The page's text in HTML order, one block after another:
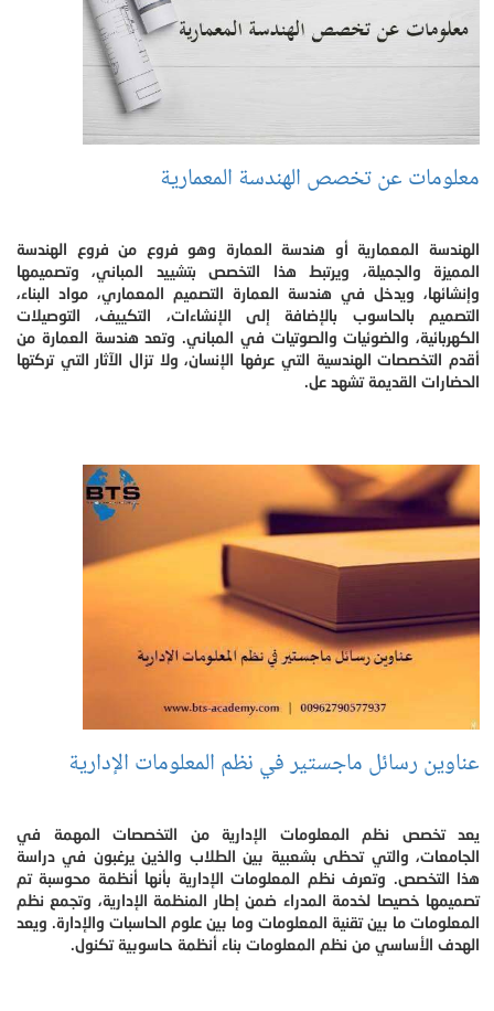
معلومات عن تخصص الهندسة المعمارية
الهندسة المعمارية أو هندسة العمارة وهو فروع من فروع الهندسة
المميزة والجميلة، ويرتبط هذا التخصص بتشييد المباني، وتصميمها
وإنشائها، ويدخل في هندسة العمارة التصميم المعماري، مواد البناء،
التصميم بالحاسوب بالإضافة إلى الإنشاءات، التكييف، التوصيلات
الكهربائية، والضوئيات والصوتيات في المباني. وتعد هندسة العمارة من
أقدم التخصصات الهندسية التي عرفها الإنسان، ولا تزال الآثار التي تركتها
الحضارات القديمة تشهد عل.
عناوين رسائل ماجستير في نظم المعلومات الإدارية
يعد تخصص نظم المعلومات الإدارية من التخصصات المهمة في
الجامعات، والتي تحظى بشعبية بين الطلاب والذين يرغبون في دراسة
هذا التخصص. وتعرف نظم المعلومات الإدارية بأنها أنظمة محوسبة تم
تصميمها خصيصا لخدمة المدراء ضمن إطار المنظمة الإدارية، وتجمع نظم
المعلومات ما بين تقنية المعلومات وما بين علوم الحاسبات والإدارة. ويعد
الهدف الأساسي من نظم المعلومات بناء أنظمة حاسوبية تكنول.